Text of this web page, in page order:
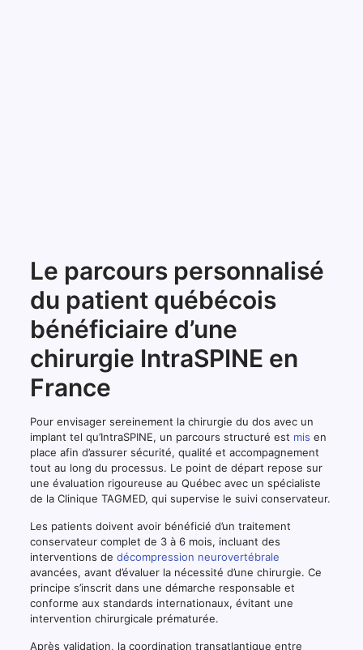
Le parcours personnalisé
du patient québécois
bénéficiaire d’une
chirurgie IntraSPINE en
France
Pour envisager sereinement la chirurgie du dos avec un
implant tel qu’IntraSPINE, un parcours structuré est mis en
place afin d’assurer sécurité, qualité et accompagnement
tout au long du processus. Le point de départ repose sur
une évaluation rigoureuse au Québec avec un spécialiste
de la Clinique TAGMED, qui supervise le suivi conservateur.
Les patients doivent avoir bénéficié d’un traitement
conservateur complet de 3 à 6 mois, incluant des
interventions de décompression neurovertébrale
avancées, avant d’évaluer la nécessité d’une chirurgie. Ce
principe s’inscrit dans une démarche responsable et
conforme aux standards internationaux, évitant une
intervention chirurgicale prématurée.
Après validation, la coordination transatlantique entre